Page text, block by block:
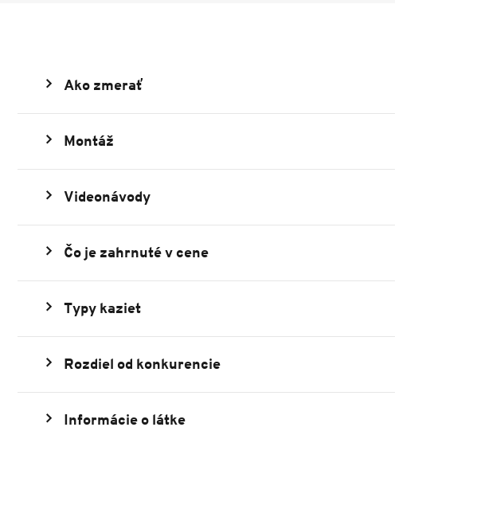
Ako zmerať
Montáž
Videonávody
Čo je zahrnuté v cene
Typy kaziet
Rozdiel od konkurencie
Informácie o látke